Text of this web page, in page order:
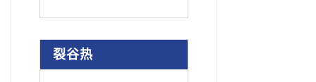
裂谷热